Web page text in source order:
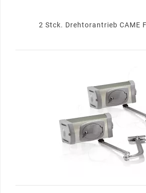
2 Stck. Drehtorantrieb CAME